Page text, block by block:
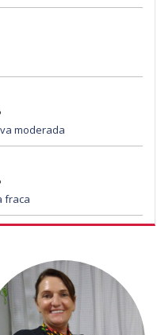
moderada
fraca